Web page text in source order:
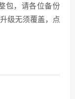
包，请各位备份
级无须覆盖，点